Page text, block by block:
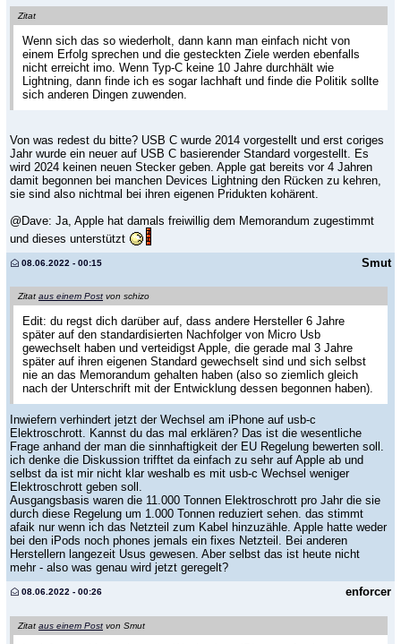
Zitat
Wenn sich das so wiederholt, dann kann man einfach nicht von
einem Erfolg sprechen und die gesteckten Ziele werden ebenfalls
nicht erreicht imo. Wenn Typ-C keine 10 Jahre durchhält wie
Lightning, dann finde ich es sogar lachhaft und finde die Politik sollte
sich anderen Dingen zuwenden.
Von was redest du bitte? USB C wurde 2014 vorgestellt und erst coriges
Jahr wurde ein neuer auf USB C basierender Standard vorgestellt. Es
wird 2024 keinen neuen Stecker geben. Apple gat bereits vor 4 Jahren
damit begonnen bei manchen Devices Lightning den Rücken zu kehren,
sie sind also nichtmal bei ihren eigenen Pridukten kohärent.
@Dave: Ja, Apple hat damals freiwillig dem Memorandum zugestimmt
und dieses unterstützt
Smut
08.06.2022 - 00:15
Zitat aus einem Post von schizo
Edit: du regst dich darüber auf, dass andere Hersteller 6 Jahre
später auf den standardisierten Nachfolger von Micro Usb
gewechselt haben und verteidigst Apple, die gerade mal 3 Jahre
später auf ihren eigenen Standard gewechselt sind und sich selbst
nie an das Memorandum gehalten haben (also so ziemlich gleich
nach der Unterschrift mit der Entwicklung dessen begonnen haben).
Inwiefern verhindert jetzt der Wechsel am iPhone auf usb-c
Elektroschrott. Kannst du das mal erklären? Das ist die wesentliche
Frage anhand der man die sinnhaftigkeit der EU Regelung bewerten soll.
ich denke die Diskussion trifftet da einfach zu sehr auf Apple ab und
selbst da ist mir nicht klar weshalb es mit usb-c Wechsel weniger
Elektroschrott geben soll.
Ausgangsbasis waren die 11.000 Tonnen Elektroschrott pro Jahr die sie
durch diese Regelung um 1.000 Tonnen reduziert sehen. das stimmt
afaik nur wenn ich das Netzteil zum Kabel hinzuzähle. Apple hatte weder
bei den iPods noch phones jemals ein fixes Netzteil. Bei anderen
Herstellern langezeit Usus gewesen. Aber selbst das ist heute nicht
mehr - also was genau wird jetzt geregelt?
enforcer
08.06.2022 - 00:26
Zitat aus einem Post von Smut